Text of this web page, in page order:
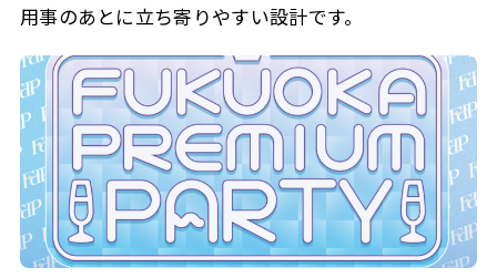
用事のあとに立ち寄りやすい設計です。